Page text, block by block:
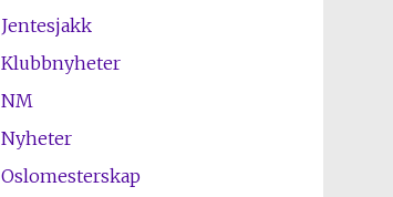
Jentesjakk
Klubbnyheter
NM
Nyheter
Oslomesterskap